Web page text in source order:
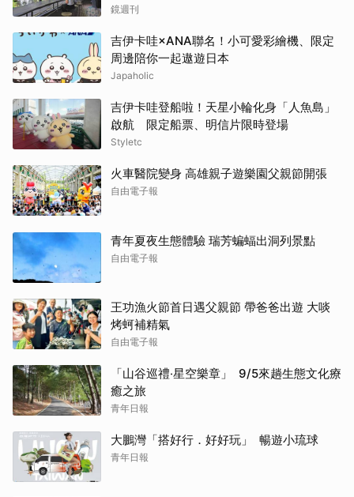
喝到讓人想再來
鏡週刊
吉伊卡哇×ANA聯名！小可愛彩繪機、限定
周邊陪你一起遨遊日本
Japaholic
吉伊卡哇登船啦！天星小輪化身「人魚島」
啟航 限定船票、明信片限時登場
Styletc
火車醫院變身 高雄親子遊樂園父親節開張
自由電子報
青年夏夜生態體驗 瑞芳蝙蝠出洞列景點
自由電子報
王功漁火節首日遇父親節 帶爸爸出遊 大啖
烤蚵補精氣
自由電子報
「山谷巡禮‧星空樂章」 9/5來趟生態文化療
癒之旅
青年日報
大鵬灣「搭好行．好好玩」 暢遊小琉球
青年日報